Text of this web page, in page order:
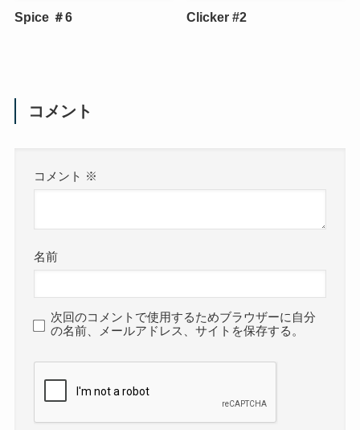
Spice ＃6 Clicker #2
コメント
コメント ※
名前
次回のコメントで使用するためブラウザーに自分
の名前、メールアドレス、サイトを保存する。